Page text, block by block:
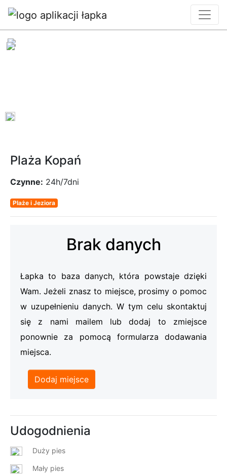
Plaża Kopań
Czynne: 24h/7dni
Plaże i Jeziora
Brak danych
Łapka to baza danych, która powstaje dzięki
Wam. Jeżeli znasz to miejsce, prosimy o pomoc
w uzupełnieniu danych. W tym celu skontaktuj
się z nami mailem lub dodaj to zmiejsce
ponownie za pomocą formularza dodawania
miejsca.
Dodaj miejsce
Udogodnienia
Duży pies
Mały pies